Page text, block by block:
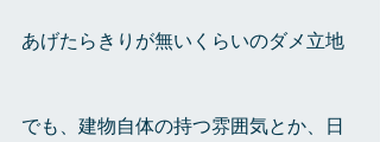
あげたらきりが無いくらいのダメ立地
でも、建物自体の持つ雰囲気とか、日